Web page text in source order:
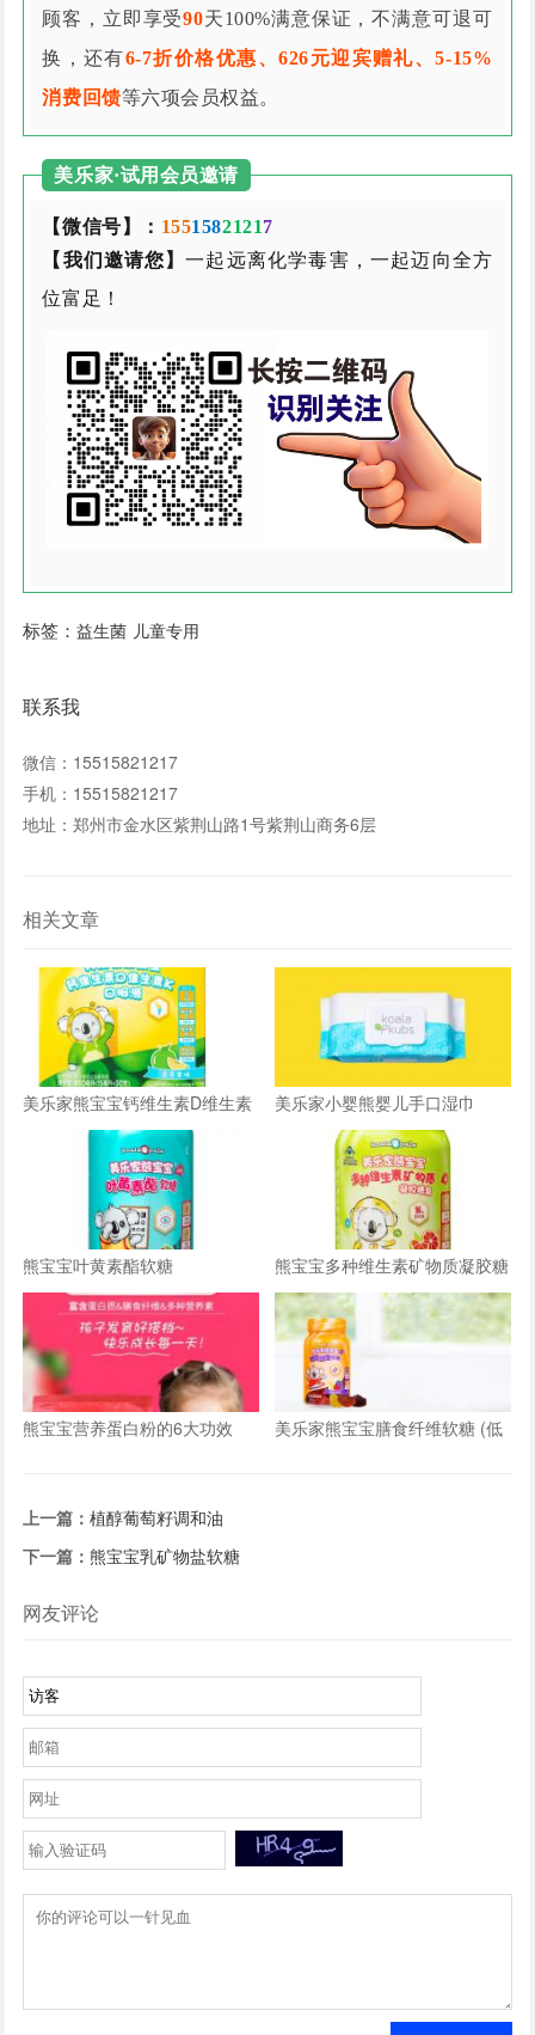
顾客，立即享受90天100%满意保证，不满意可退可
换，还有6-7折价格优惠、626元迎宾赠礼、5-15%
消费回馈等六项会员权益。
美乐家·试用会员邀请
【微信号】： 15515821217
【我们邀请您】一起远离化学毒害，一起迈向全方
位富足！
标签：益生菌 儿童专用
联系我
微信：15515821217
手机：15515821217
地址：郑州市金水区紫荆山路1号紫荆山商务6层
相关文章
美乐家熊宝宝钙维生素D维生素
美乐家小婴熊婴儿手口湿巾
熊宝宝叶黄素酯软糖
熊宝宝多种维生素矿物质凝胶糖
果
熊宝宝营养蛋白粉的6大功效
美乐家熊宝宝膳食纤维软糖 (低
上一篇：植醇葡萄籽调和油
下一篇：熊宝宝乳矿物盐软糖
网友评论